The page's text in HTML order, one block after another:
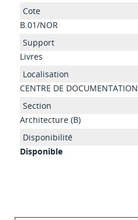
B.01/NOR
Livres
CENTRE DE DOCUMENTATION
Architecture (B)
Disponible